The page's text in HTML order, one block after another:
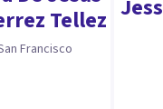
Tellez
Francisco